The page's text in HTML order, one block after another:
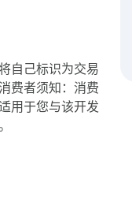
自己标识为交易
费者须知：消费
用于您与该开发